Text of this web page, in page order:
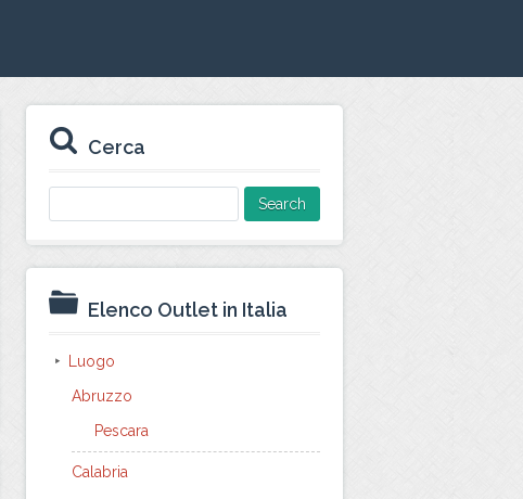
Cerca
for:
Elenco Outlet in Italia
Luogo
Abruzzo
Pescara
Calabria